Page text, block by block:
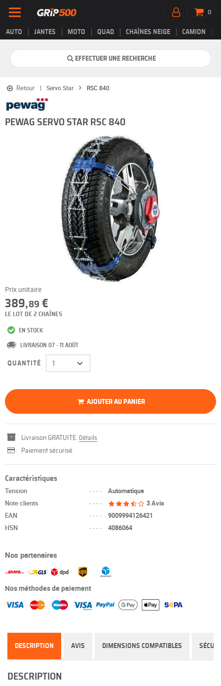
AUTO JANTES MOTO QUAD CHAÎNES NEIGE CAMION
0
EFFECTUER UNE RECHERCHE
Retour Servo Star RSC 840
PEWAG SERVO STAR RSC 840
Prix unitaire
389,89 €
LE LOT DE 2 CHAÎNES
EN STOCK
LIVRAISON 07 - 11 AOÛT
QUANTITÉ
AJOUTER AU PANIER
Livraison GRATUITE. Détails
Paiement sécurisé
Caractéristiques
Tension ----
Automatique
Note clients
----
3 Avis
EAN
----
9009994126421
HSN
---- 4086064
Nos partenaires
Nos méthodes de paiement
DESCRIPTION AVIS DIMENSIONS COMPATIBLES
DESCRIPTION